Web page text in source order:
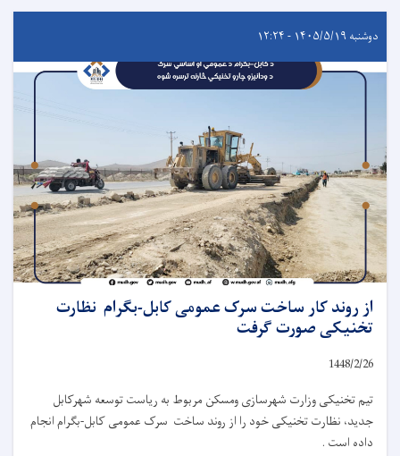
دوشنبه ۱۴۰۵/۵/۱۹ - ۱۲:۲۴
از روند کار ساخت سرک عمومی کابل-بگرام نظارت
تخنیکی صورت گرفت
1448/2/26
تیم تخنیکی وزارت شهرسازی ومسکن مربوط به ریاست توسعه شهرکابل
جدید، نظارت تخنیکی خود را از روند ساخت سرک عمومی کابل-بگرام انجام
داده است .